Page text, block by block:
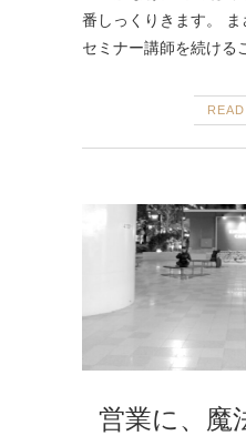
番しっくりきます。
セミナー講師を続ける
営業に、魔